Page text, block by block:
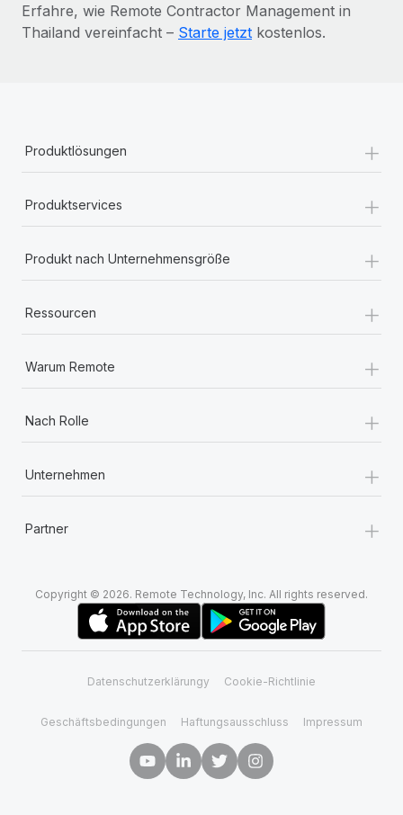
Erfahre, wie Remote Contractor Management in
Thailand vereinfacht – Starte jetzt kostenlos.
Produktlösungen +
Produktservices +
Produkt nach Unternehmensgröße +
Ressourcen +
Warum Remote +
Nach Rolle +
Unternehmen +
Partner +
Copyright © 2026. Remote Technology, Inc. All rights reserved.
Datenschutzerklärungy Cookie-Richtlinie
Geschäftsbedingungen Haftungsausschluss Impressum